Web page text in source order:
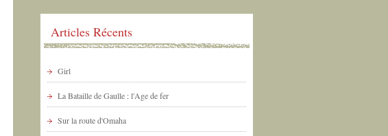
Articles Récents
Girl
La Bataille de Gaulle : l'Age de fer
Sur la route d'Omaha